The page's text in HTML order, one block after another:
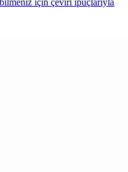
için çeviri ipuçlarıyla